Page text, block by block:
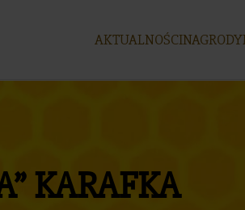
AKTUALNOŚCINAGRODY
KARAFKA